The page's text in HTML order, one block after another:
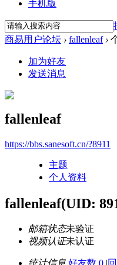
手机版
商易用户论坛 › fallenleaf ›
加为好友
发送消息
fallenleaf
https://bbs.sanesoft.cn/?8911
主题
个人资料
fallenleaf(UID:
邮箱状态未验证
视频认证未认证